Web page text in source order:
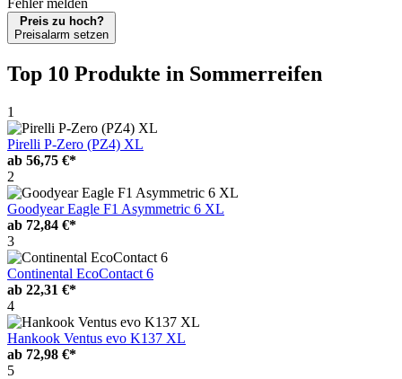
Preis zu hoch?
Preisalarm setzen
Top 10 Produkte in Sommerreifen
1
Pirelli P-Zero (PZ4) XL
ab 56,75 €*
2
Goodyear Eagle F1 Asymmetric 6 XL
ab 72,84 €*
3
Continental EcoContact 6
ab 22,31 €*
4
Hankook Ventus evo K137 XL
ab 72,98 €*
5